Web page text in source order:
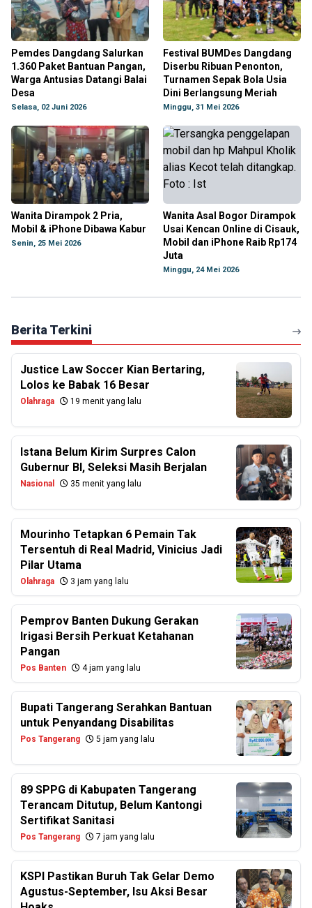
Pemdes Dangdang Salurkan
1.360 Paket Bantuan Pangan,
Warga Antusias Datangi Balai
Desa
Selasa, 02 Juni 2026
Festival BUMDes Dangdang
Diserbu Ribuan Penonton,
Turnamen Sepak Bola Usia
Dini Berlangsung Meriah
Minggu, 31 Mei 2026
Wanita Dirampok 2 Pria,
Mobil & iPhone Dibawa Kabur
Senin, 25 Mei 2026
Wanita Asal Bogor Dirampok
Usai Kencan Online di Cisauk,
Mobil dan iPhone Raib Rp174
Juta
Minggu, 24 Mei 2026
Berita Terkini
Justice Law Soccer Kian Bertaring,
Lolos ke Babak 16 Besar
Olahraga 19 menit yang lalu
Istana Belum Kirim Surpres Calon
Gubernur BI, Seleksi Masih Berjalan
Nasional 35 menit yang lalu
Mourinho Tetapkan 6 Pemain Tak
Tersentuh di Real Madrid, Vinicius Jadi
Pilar Utama
Olahraga 3 jam yang lalu
Pemprov Banten Dukung Gerakan
Irigasi Bersih Perkuat Ketahanan
Pangan
Pos Banten 4 jam yang lalu
Bupati Tangerang Serahkan Bantuan
untuk Penyandang Disabilitas
Pos Tangerang 5 jam yang lalu
89 SPPG di Kabupaten Tangerang
Terancam Ditutup, Belum Kantongi
Sertifikat Sanitasi
Pos Tangerang 7 jam yang lalu
KSPI Pastikan Buruh Tak Gelar Demo
Agustus-September, Isu Aksi Besar